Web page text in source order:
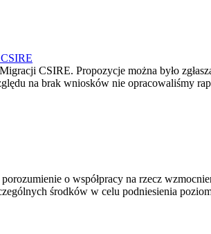
CSIRE. Propozycje można było
na brak wniosków nie opracowaliśmy
o współpracy na rzecz
środków w celu podniesienia